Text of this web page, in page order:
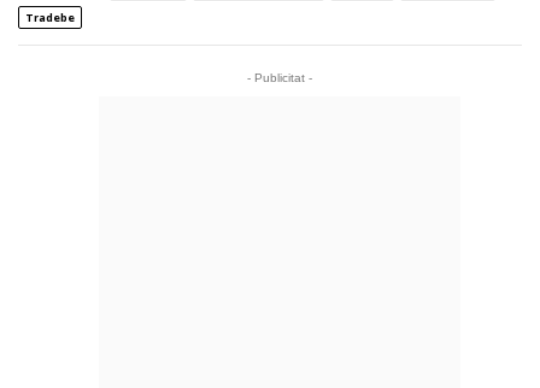
Tradebe
- Publicitat -